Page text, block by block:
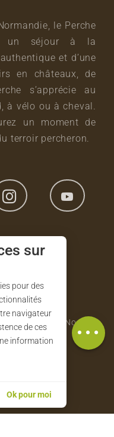
Description
le Perche
un séjour à la
et d’une
en châteaux, de
s’apprécie au
à vélo ou à cheval.
un moment de
terroir percheron.
!
36 36
du Perche
61340 Nocé
sur
pour des
navigateur
de ces
information
Ok pour moi